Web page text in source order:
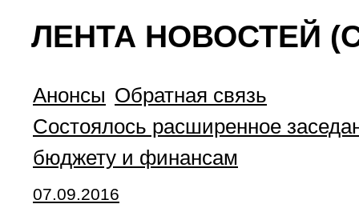
ЛЕНТА НОВОСТЕЙ
Анонсы Обратная связь
Состоялось расширенное
бюджету и финансам
07.09.2016